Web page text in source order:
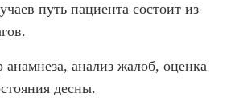
путь пациента состоит из
анамнеза, анализ жалоб, оценка
десны.